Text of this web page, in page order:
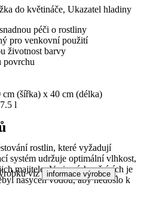
do květináče, Ukazatel hladiny
péči o rostliny
pro venkovní použití
životnost barvy
povrchu
cm (šířka) x 40 cm (délka)
l
rostlin, které vyžadují
systém udržuje optimální vlhkost,
majitele. V zimních měsících je
nasycen vodou, aby nedošlo k
viz informace výrobce .